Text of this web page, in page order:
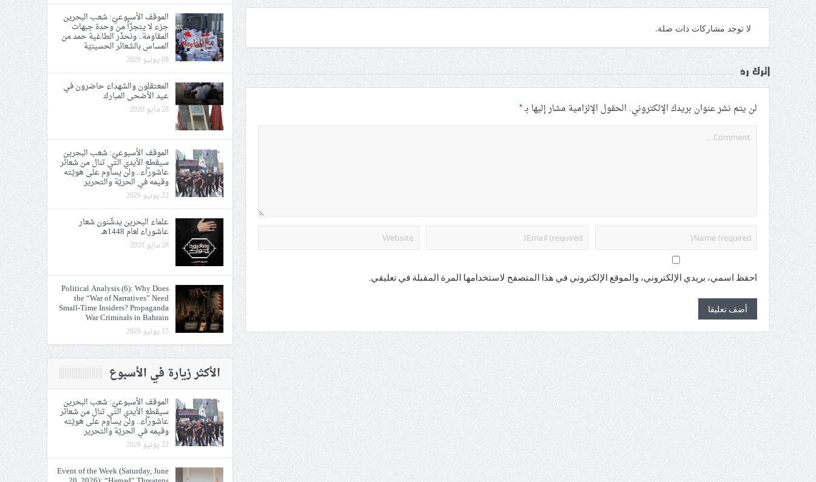
لا توجد مشاركات ذات صلة.
اترك رد
لن يتم نشر عنوان بريدك الإلكتروني. الحقول الإلزامية مشار إليها بـ*
احفظ اسمي، بريدي الإلكتروني، والموقع الإلكتروني في هذا المتصفح لاستخدامها المرة المقبلة في تعليقي.
الموقف الأسبوعيّ: شعب البحرين
جزء لا يتجزّأ من وحدة جبهات
المقاومة.. ونحذّر الطاغية حمد من
المساس بالشعائر الحسينيّة
08 يونيو 2026
المعتقلون والشهداء حاضرون في
عيد الأضحى المبارك
28 مايو 2026
الموقف الأسبوعيّ: شعب البحرين
سيقطع الأيدي التي تنال من شعائر
عاشوراء.. ولن يساوم على هويّته
وقيمه في الحريّة والتحرير
22 يونيو 2026
علماء البحرين يدشّنون شعار
عاشوراء لعام 1448هـ
28 مايو 2026
Political Analysis (6): Why Does
the “War of Narratives” Need
Small-Time Insiders? Propaganda
War Criminals in Bahrain
15 يونيو 2026
الأكثر زيارة في الأسبوع
الموقف الأسبوعيّ: شعب البحرين
سيقطع الأيدي التي تنال من شعائر
عاشوراء.. ولن يساوم على هويّته
وقيمه في الحريّة والتحرير
22 يونيو 2026
Event of the Week (Saturday, June